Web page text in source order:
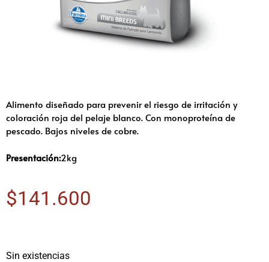
Alimento diseñado para prevenir el riesgo de irritación y
coloración roja del pelaje blanco. Con monoproteína de
pescado. Bajos niveles de cobre.
Presentación:2kg
$141.600
Sin existencias